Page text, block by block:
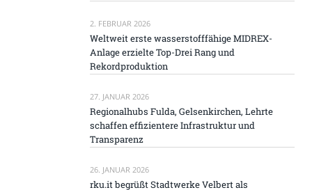
2. FEBRUAR 2026
Weltweit erste wasserstofffähige MIDREX-
Anlage erzielte Top-Drei Rang und
Rekordproduktion
27. JANUAR 2026
Regionalhubs Fulda, Gelsenkirchen, Lehrte
schaffen effizientere Infrastruktur und
Transparenz
26. JANUAR 2026
rku.it begrüßt Stadtwerke Velbert als